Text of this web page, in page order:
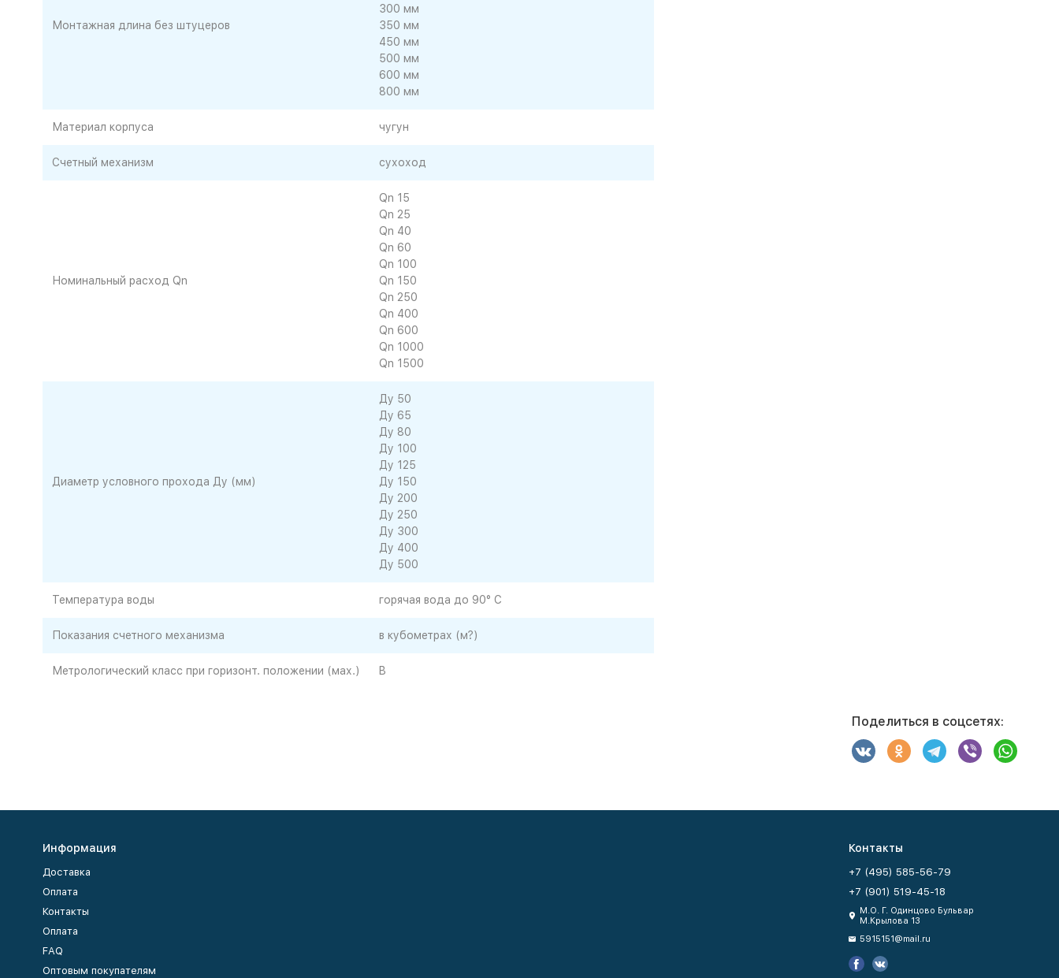
Монтажная длина без штуцеров
300 мм
350 мм
450 мм
500 мм
600 мм
800 мм
Материал корпуса чугун
Счетный механизм сухоход
Номинальный расход Qn
Qn 15
Qn 25
Qn 40
Qn 60
Qn 100
Qn 150
Qn 250
Qn 400
Qn 600
Qn 1000
Qn 1500
Диаметр условного прохода Ду (мм)
Ду 50
Ду 65
Ду 80
Ду 100
Ду 125
Ду 150
Ду 200
Ду 250
Ду 300
Ду 400
Ду 500
Температура воды горячая вода до 90° C
Показания счетного механизма в кубометрах (м?)
Метрологический класс при горизонт. положении (мах.) B
Поделиться в соцсетях:
Информация
Доставка
Оплата
Контакты
Оплата
FAQ
Оптовым покупателям
Контакты
+7 (495) 585-56-79
+7 (901) 519-45-18
М.О. Г. Одинцово Бульвар
М.Крылова 13
5915151@mail.ru